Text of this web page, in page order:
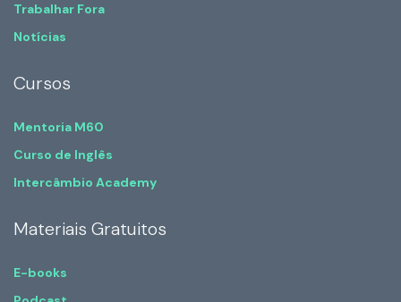
Trabalhar Fora
Notícias
Cursos
Mentoria M60
Curso de Inglês
Intercâmbio Academy
Materiais Gratuitos
E-books